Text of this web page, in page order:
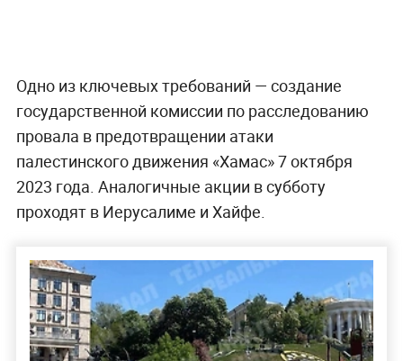
Одно из ключевых требований — создание
государственной комиссии по расследованию
провала в предотвращении атаки
палестинского движения «Хамас» 7 октября
2023 года. Аналогичные акции в субботу
проходят в Иерусалиме и Хайфе.